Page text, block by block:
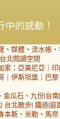
的感動！
、 媒體 、 流水帳 、
台北閱讀空間
索 ： 亞美尼亞 ｜
｜ 伊斯坦堡 ｜ 巴黎
金瓜石 、 九份|台南|
| 台北散步| 鐵道|庭
本斯 、 米勒 、 馬奈